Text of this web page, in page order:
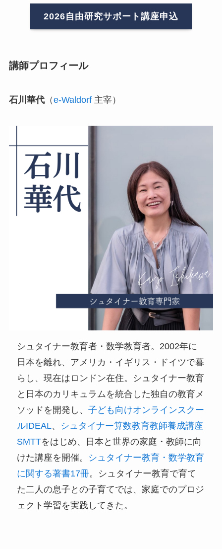
2026自由研究サポート講座申込
講師プロフィール
石川華代（e-Waldorf 主宰）
シュタイナー教育者・数学教育者。2002年に
日本を離れ、アメリカ・イギリス・ドイツで暮
らし、現在はロンドン在住。シュタイナー教育
と日本のカリキュラムを統合した独自の教育メ
ソッドを開発し、子ども向けオンラインスクー
ルIDEAL、 シュタイナー算数教育教師養成講座
SMTTをはじめ、日本と世界の家庭・教師に向
けた講座を開催。 シュタイナー教育・数学教育
に関する著書17冊。シュタイナー教育で育て
た二人の息子との子育てでは、家庭でのプロジ
ェクト学習を実践してきた。